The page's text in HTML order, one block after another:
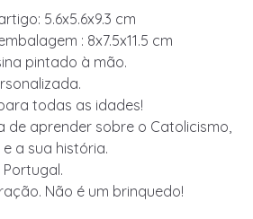
5.6x5.6x9.3 cm
: 8x7.5x11.5 cm
pintado à mão.
todas as idades!
de aprender sobre o Catolicismo,
a sua história.
Não é um brinquedo!